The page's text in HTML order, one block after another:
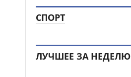
СПОРТ
ЛУЧШЕЕ ЗА НЕДЕЛЮ